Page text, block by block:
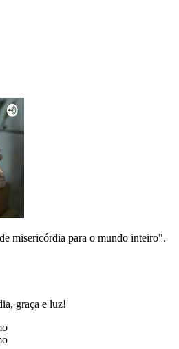
misericórdia para o mundo inteiro".
graça e luz!